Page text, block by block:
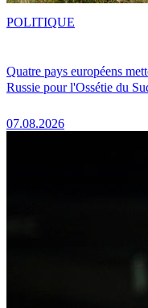
Quatre pays européens
Russie pour l'Ossétie du
07.08.2026
POLITIQUE